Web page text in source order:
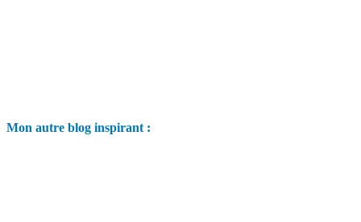
Mon autre blog inspirant :